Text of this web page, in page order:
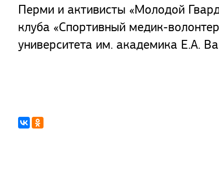
Перми и активисты «Молодой
клуба «Спортивный медик-
университета им. академика Е.А.